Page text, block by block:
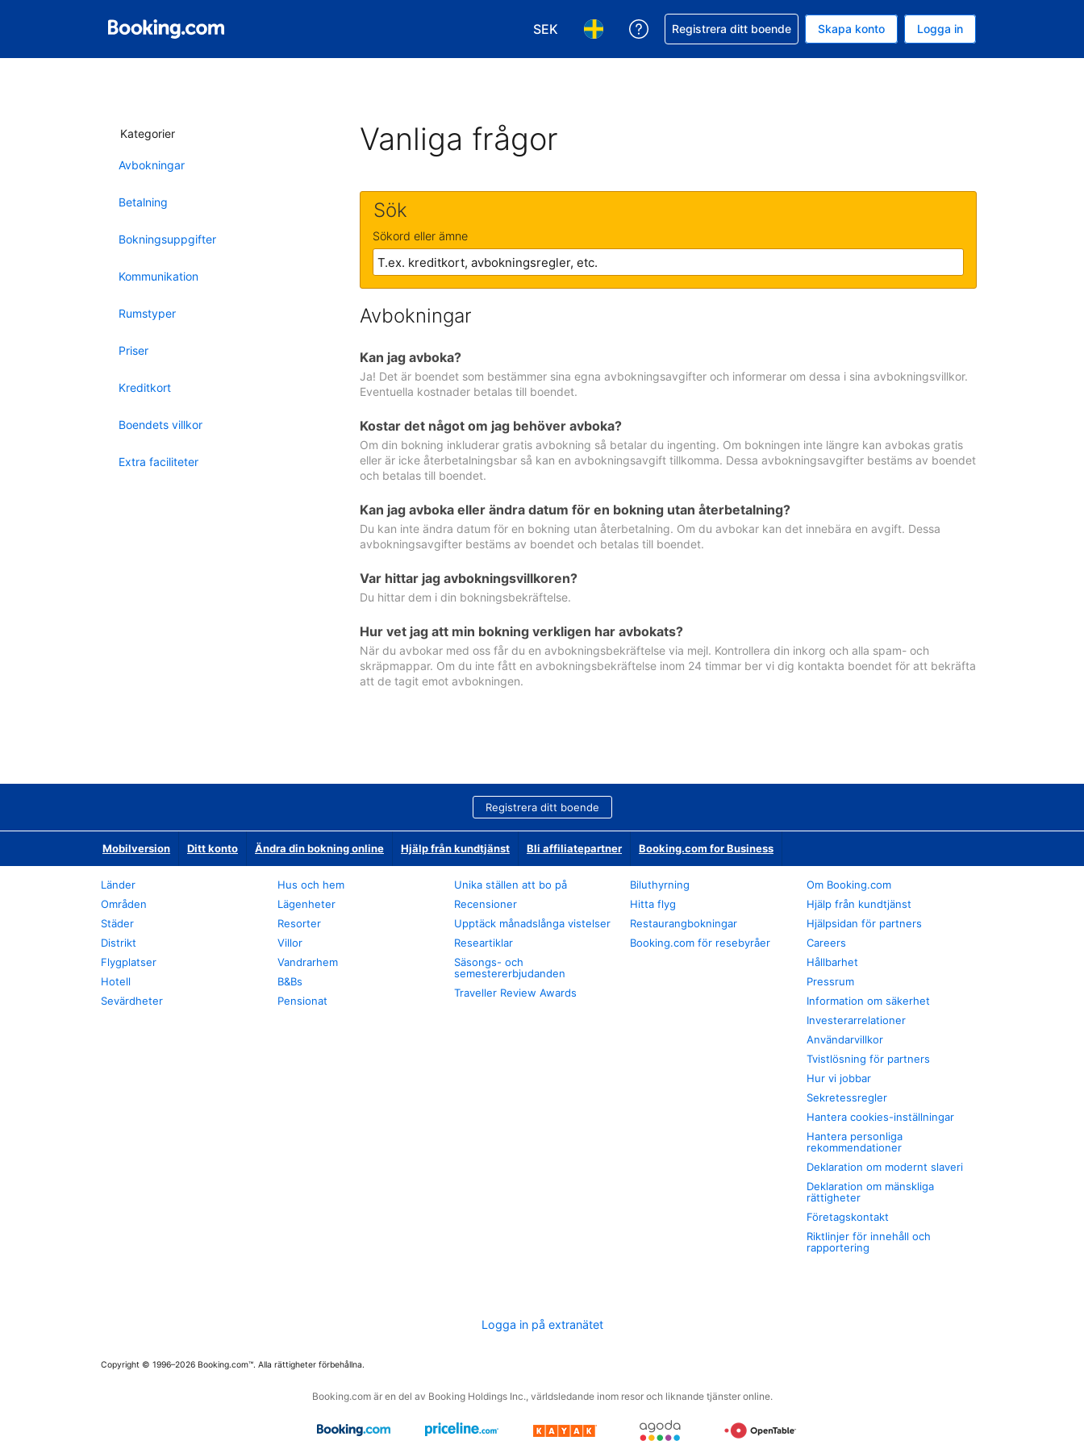
SEK
Välj valuta. Din nuvarande valuta är Svenska kronor
Välj språk. Ditt nuvarande språk är Svenska
Få hjälp med din bokning
Registrera ditt boende Skapa konto Logga in
Kategorier
Avbokningar
Betalning
Bokningsuppgifter
Kommunikation
Rumstyper
Priser
Kreditkort
Boendets villkor
Extra faciliteter
Vanliga frågor
Sök
Sökord eller ämne
Avbokningar
Kan jag avboka?
Ja! Det är boendet som bestämmer sina egna avbokningsavgifter och informerar om dessa i sina avbokningsvillkor.
Eventuella kostnader betalas till boendet.
Kostar det något om jag behöver avboka?
Om din bokning inkluderar gratis avbokning så betalar du ingenting. Om bokningen inte längre kan avbokas gratis
eller är icke återbetalningsbar så kan en avbokningsavgift tillkomma. Dessa avbokningsavgifter bestäms av boendet
och betalas till boendet.
Kan jag avboka eller ändra datum för en bokning utan återbetalning?
Du kan inte ändra datum för en bokning utan återbetalning. Om du avbokar kan det innebära en avgift. Dessa
avbokningsavgifter bestäms av boendet och betalas till boendet.
Var hittar jag avbokningsvillkoren?
Du hittar dem i din bokningsbekräftelse.
Hur vet jag att min bokning verkligen har avbokats?
När du avbokar med oss får du en avbokningsbekräftelse via mejl. Kontrollera din inkorg och alla spam- och
skräpmappar. Om du inte fått en avbokningsbekräftelse inom 24 timmar ber vi dig kontakta boendet för att bekräfta
att de tagit emot avbokningen.
Registrera ditt boende
Mobilversion Ditt konto Ändra din bokning online Hjälp från kundtjänst Bli affiliatepartner Booking.com for Business
Länder
Områden
Städer
Distrikt
Flygplatser
Hotell
Sevärdheter
Hus och hem
Lägenheter
Resorter
Villor
Vandrarhem
B&Bs
Pensionat
Unika ställen att bo på
Recensioner
Upptäck månadslånga vistelser
Researtiklar
Säsongs- och
semestererbjudanden
Traveller Review Awards
Biluthyrning
Hitta flyg
Restaurangbokningar
Booking.com för resebyråer
Om Booking.com
Hjälp från kundtjänst
Hjälpsidan för partners
Careers
Hållbarhet
Pressrum
Information om säkerhet
Investerarrelationer
Användarvillkor
Tvistlösning för partners
Hur vi jobbar
Sekretessregler
Hantera cookies-inställningar
Hantera personliga
rekommendationer
Deklaration om modernt slaveri
Deklaration om mänskliga
rättigheter
Företagskontakt
Riktlinjer för innehåll och
rapportering
Logga in på extranätet
Copyright © 1996–2026 Booking.com™. Alla rättigheter förbehållna.
Booking.com är en del av Booking Holdings Inc., världsledande inom resor och liknande tjänster online.